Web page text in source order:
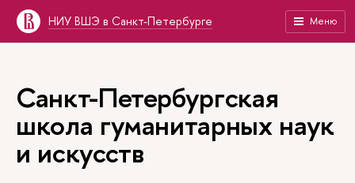
НИУ ВШЭ в Санкт-Петербурге Меню
Санкт-Петербургская
школа гуманитарных наук
и искусств